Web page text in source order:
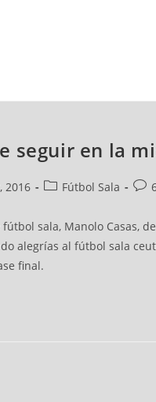
seguir en la
2016 Fútbol Sala
sala, Manolo Casas,
alegrías al fútbol sala
final.